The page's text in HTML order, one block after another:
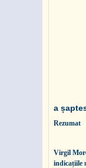
a
Rezumat
Virgil
indicațiile